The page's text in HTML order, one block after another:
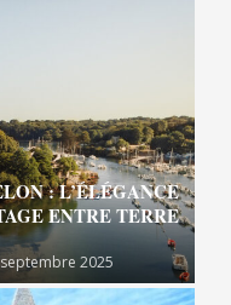
: L’ÉLÉGANCE
ENTRE TERRE
2025